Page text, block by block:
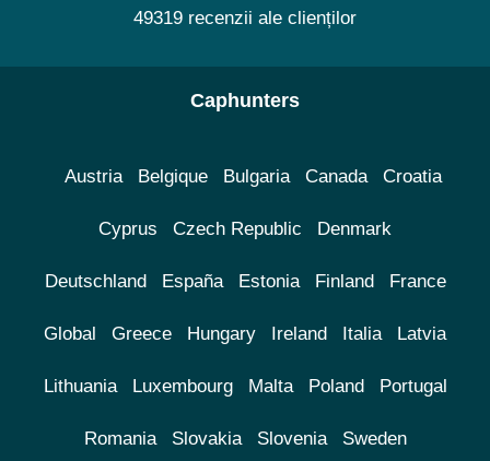
49319 recenzii ale clienților
Caphunters
Austria Belgique Bulgaria Canada Croatia
Cyprus Czech Republic Denmark
Deutschland España Estonia Finland France
Global Greece Hungary Ireland Italia Latvia
Lithuania Luxembourg Malta Poland Portugal
Romania Slovakia Slovenia Sweden